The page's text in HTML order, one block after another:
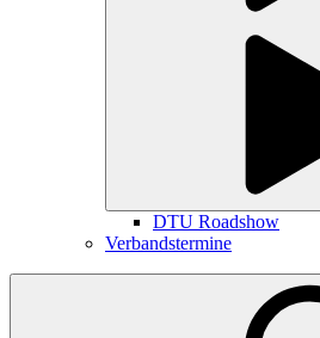
DTU Roadshow
Verbandstermine